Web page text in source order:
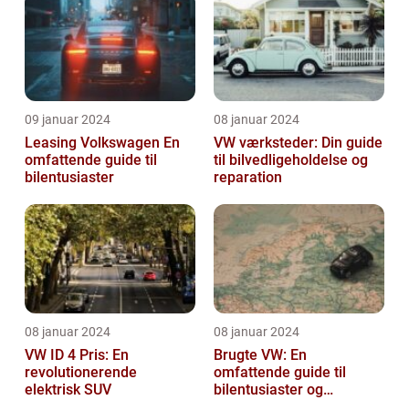
09 januar 2024
Leasing Volkswagen En
omfattende guide til
bilentusiaster
08 januar 2024
VW værksteder: Din guide
til bilvedligeholdelse og
reparation
08 januar 2024
VW ID 4 Pris: En
revolutionerende
elektrisk SUV
08 januar 2024
Brugte VW: En
omfattende guide til
bilentusiaster og